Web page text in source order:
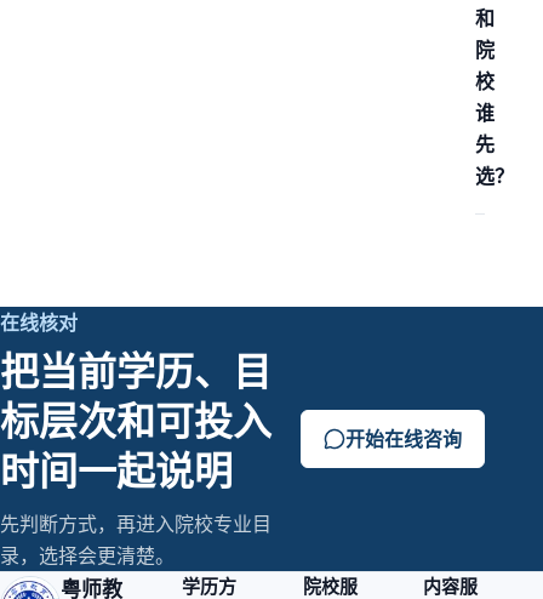
和
院
校
谁
先
选？
在线核对
把当前学历、目
标层次和可投入
时间一起说明
先判断方式，再进入院校专业目
录，选择会更清楚。
开始在线咨询
粤师教
学历方
院校服
内容服